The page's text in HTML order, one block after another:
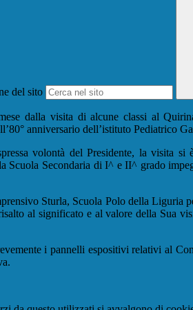
del sito
dalla visita di alcune classi al
anniversario dell’istituto Pediatrico
volontà del Presidente, la visita
Scuola Secondaria di I^ e II^ grado
Sturla, Scuola Polo della Liguria
al significato e al valore della Sua
i pannelli espositivi relativi al